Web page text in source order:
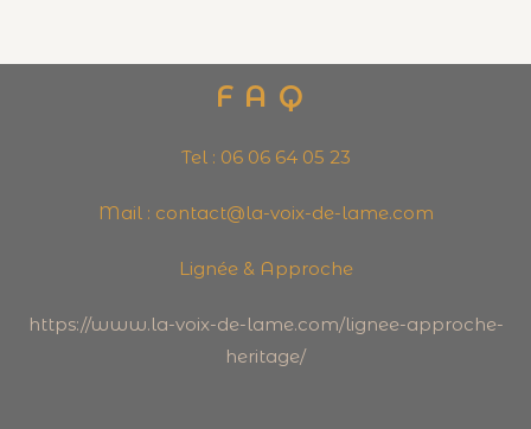
FAQ
Tel : 06 06 64 05 23
Mail : contact@la-voix-de-lame.com
Lignée & Approche
https://www.la-voix-de-lame.com/lignee-approche-
heritage/